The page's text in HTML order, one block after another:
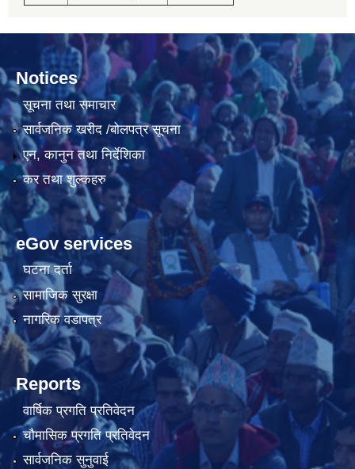
Notices
सूचना तथा समाचार
सार्वजनिक खरीद /बोलपत्र सूचना
एन, कानुन तथा निर्देशिका
कर तथा शुल्कहरु
eGov services
घटना दर्ता
सामाजिक सुरक्षा
नागरिक वडापत्र
Reports
वार्षिक प्रगति प्रतिवेदन
चौमासिक प्रगति प्रतिवेदन
सार्वजनिक सुनुवाई